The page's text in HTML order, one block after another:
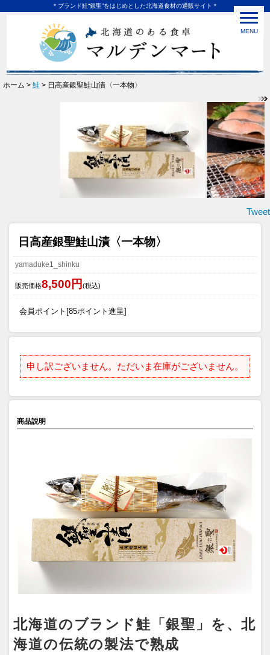
＊ブランド鮭“銀聖”をはじめとした北海道食材の通販サイト＊
MENU
ホーム > 鮭 > 日高産銀聖鮭山漬〈一本物〉
Tweet
日高産銀聖鮭山漬〈一本物〉
yamaduke1_shinku
販売価格8,500円(税込)
会員ポイント[85ポイント進呈]
申し訳ございません。ただいま在庫がございません。
商品説明
北海道のブランド鮭「銀聖」を、北
海道の伝統の製法で熟成